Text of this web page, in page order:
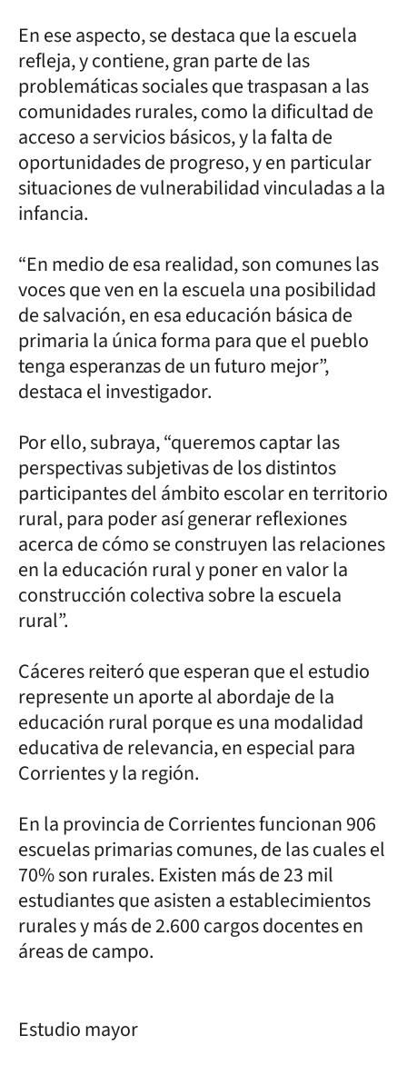
En ese aspecto, se destaca que la escuela
refleja, y contiene, gran parte de las
problemáticas sociales que traspasan a las
comunidades rurales, como la dificultad de
acceso a servicios básicos, y la falta de
oportunidades de progreso, y en particular
situaciones de vulnerabilidad vinculadas a la
infancia.
“En medio de esa realidad, son comunes las
voces que ven en la escuela una posibilidad
de salvación, en esa educación básica de
primaria la única forma para que el pueblo
tenga esperanzas de un futuro mejor”,
destaca el investigador.
Por ello, subraya, “queremos captar las
perspectivas subjetivas de los distintos
participantes del ámbito escolar en territorio
rural, para poder así generar reflexiones
acerca de cómo se construyen las relaciones
en la educación rural y poner en valor la
construcción colectiva sobre la escuela
rural”.
Cáceres reiteró que esperan que el estudio
represente un aporte al abordaje de la
educación rural porque es una modalidad
educativa de relevancia, en especial para
Corrientes y la región.
En la provincia de Corrientes funcionan 906
escuelas primarias comunes, de las cuales el
70% son rurales. Existen más de 23 mil
estudiantes que asisten a establecimientos
rurales y más de 2.600 cargos docentes en
áreas de campo.
Estudio mayor